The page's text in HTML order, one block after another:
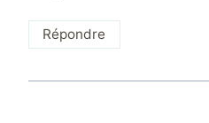
Répondre